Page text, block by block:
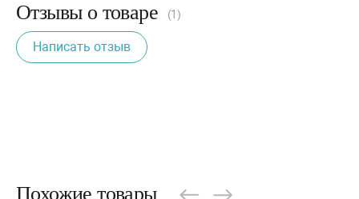
Отзывы о товаре (1)
Написать отзыв
Похожие товары